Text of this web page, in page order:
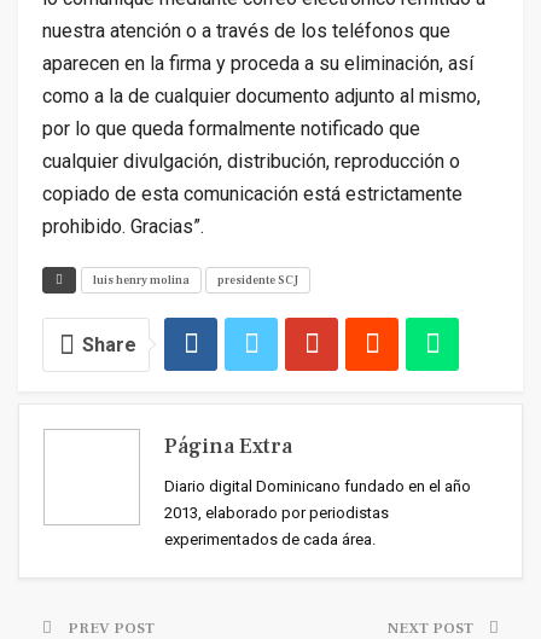
nuestra atención o a través de los teléfonos que
aparecen en la firma y proceda a su eliminación, así
como a la de cualquier documento adjunto al mismo,
por lo que queda formalmente notificado que
cualquier divulgación, distribución, reproducción o
copiado de esta comunicación está estrictamente
prohibido. Gracias”.
luis henry molina presidente SCJ
Share
Página Extra
Diario digital Dominicano fundado en el año
2013, elaborado por periodistas
experimentados de cada área.
PREV POST NEXT POST